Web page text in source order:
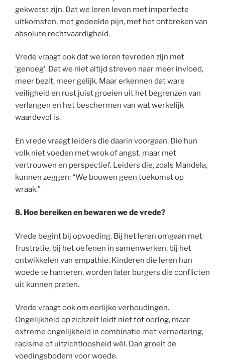
gekwetst zijn. Dat we leren leven met imperfecte
uitkomsten, met gedeelde pijn, met het ontbreken van
absolute rechtvaardigheid.
Vrede vraagt ook dat we leren tevreden zijn met
‘genoeg’. Dat we niet altijd streven naar meer invloed,
meer bezit, meer gelijk. Maar erkennen dat ware
veiligheid en rust juist groeien uit het begrenzen van
verlangen en het beschermen van wat werkelijk
waardevol is.
En vrede vraagt leiders die daarin voorgaan. Die hun
volk niet voeden met wrok of angst, maar met
vertrouwen en perspectief. Leiders die, zoals Mandela,
kunnen zeggen: “We bouwen geen toekomst op
wraak.”
8. Hoe bereiken en bewaren we de vrede?
Vrede begint bij opvoeding. Bij het leren omgaan met
frustratie, bij het oefenen in samenwerken, bij het
ontwikkelen van empathie. Kinderen die leren hun
woede te hanteren, worden later burgers die conflicten
uit kunnen praten.
Vrede vraagt ook om eerlijke verhoudingen.
Ongelijkheid op zichzelf leidt niet tot oorlog, maar
extreme ongelijkheid in combinatie met vernedering,
racisme of uitzichtloosheid wél. Dan groeit de
voedingsbodem voor woede.